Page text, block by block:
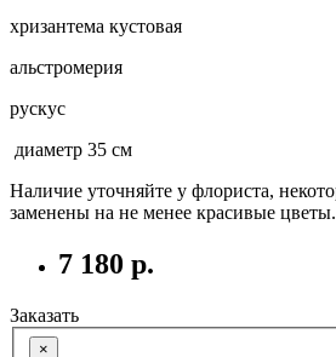
хризантема кустовая
альстромерия
рускус
диаметр 35 см
Наличие уточняйте у флориста,
заменены на не менее красивые цветы.
7 180 р.
Заказать
×